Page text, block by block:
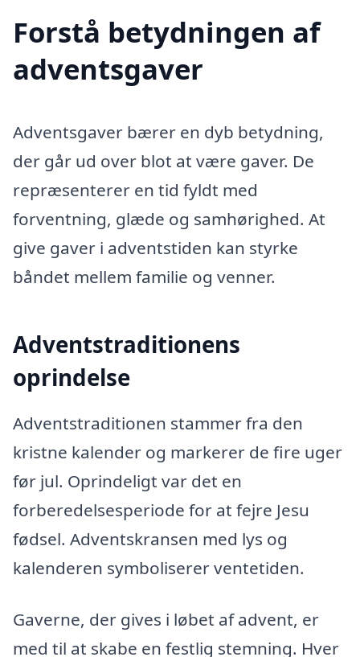
Forstå betydningen af
adventsgaver
Adventsgaver bærer en dyb betydning,
der går ud over blot at være gaver. De
repræsenterer en tid fyldt med
forventning, glæde og samhørighed. At
give gaver i adventstiden kan styrke
båndet mellem familie og venner.
Adventstraditionens
oprindelse
Adventstraditionen stammer fra den
kristne kalender og markerer de fire uger
før jul. Oprindeligt var det en
forberedelsesperiode for at fejre Jesu
fødsel. Adventskransen med lys og
kalenderen symboliserer ventetiden.
Gaverne, der gives i løbet af advent, er
med til at skabe en festlig stemning. Hver